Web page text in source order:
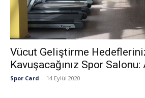
Vücut Geliştirme
Kavuşacağınız Spor Salonu:
Spor Card - 14 Eylül 2020